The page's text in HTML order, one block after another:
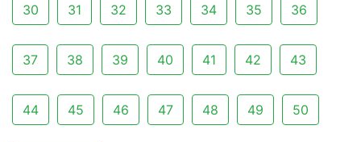
30 31 32 33 34 35 36
37 38 39 40 41 42 43
44 45 46 47 48 49 50